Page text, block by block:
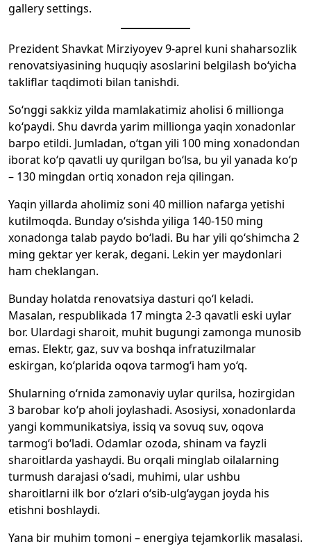
gallery settings.
Prezident Shavkat Mirziyoyev 9-aprel kuni shaharsozlik
renovatsiyasining huquqiy asoslarini belgilash bo‘yicha
takliflar taqdimoti bilan tanishdi.
So‘nggi sakkiz yilda mamlakatimiz aholisi 6 millionga
ko‘paydi. Shu davrda yarim millionga yaqin xonadonlar
barpo etildi. Jumladan, o‘tgan yili 100 ming xonadondan
iborat ko‘p qavatli uy qurilgan bo‘lsa, bu yil yanada ko‘p
– 130 mingdan ortiq xonadon reja qilingan.
Yaqin yillarda aholimiz soni 40 million nafarga yetishi
kutilmoqda. Bunday o‘sishda yiliga 140-150 ming
xonadonga talab paydo bo‘ladi. Bu har yili qo‘shimcha 2
ming gektar yer kerak, degani. Lekin yer maydonlari
ham cheklangan.
Bunday holatda renovatsiya dasturi qo‘l keladi.
Masalan, respublikada 17 mingta 2-3 qavatli eski uylar
bor. Ulardagi sharoit, muhit bugungi zamonga munosib
emas. Elektr, gaz, suv va boshqa infratuzilmalar
eskirgan, ko‘plarida oqova tarmog‘i ham yo‘q.
Shularning o‘rnida zamonaviy uylar qurilsa, hozirgidan
3 barobar ko‘p aholi joylashadi. Asosiysi, xonadonlarda
yangi kommunikatsiya, issiq va sovuq suv, oqova
tarmog‘i bo‘ladi. Odamlar ozoda, shinam va fayzli
sharoitlarda yashaydi. Bu orqali minglab oilalarning
turmush darajasi o‘sadi, muhimi, ular ushbu
sharoitlarni ilk bor o‘zlari o‘sib-ulg‘aygan joyda his
etishni boshlaydi.
Yana bir muhim tomoni – energiya tejamkorlik masalasi.